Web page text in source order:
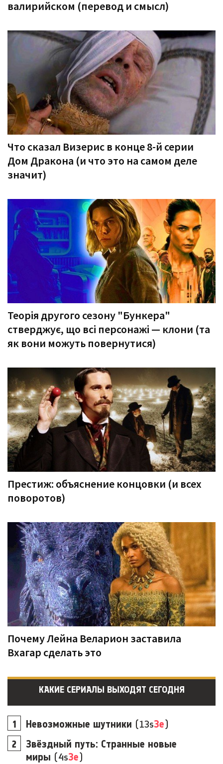
валирийском (перевод и смысл)
Что сказал Визерис в конце 8-й серии
Дом Дракона (и что это на самом деле
значит)
Теорія другого сезону "Бункера"
стверджує, що всі персонажі — клони (та
як вони можуть повернутися)
Престиж: объяснение концовки (и всех
поворотов)
Почему Лейна Веларион заставила
Вхагар сделать это
КАКИЕ СЕРИАЛЫ ВЫХОДЯТ СЕГОДНЯ
Невозможные шутники (13s3e)
Звёздный путь: Странные новые
миры (4s3e)